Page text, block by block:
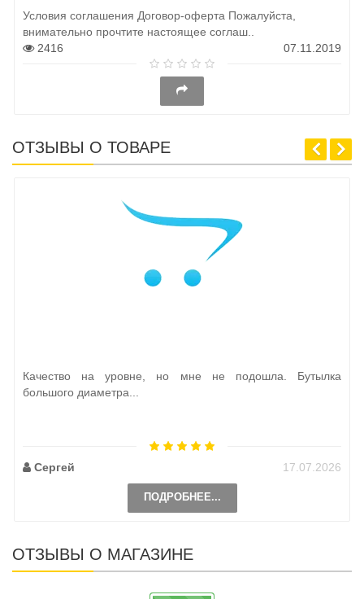
Условия соглашения Договор-оферта Пожалуйста,
внимательно прочтите настоящее соглаш..
2416
07.11.2019
ОТЗЫВЫ О ТОВАРЕ
Качество на уровне, но мне не подошла. Бутылка
большого диаметра...
Сергей 17.07.2026
ПОДРОБНЕЕ...
ОТЗЫВЫ О МАГАЗИНЕ